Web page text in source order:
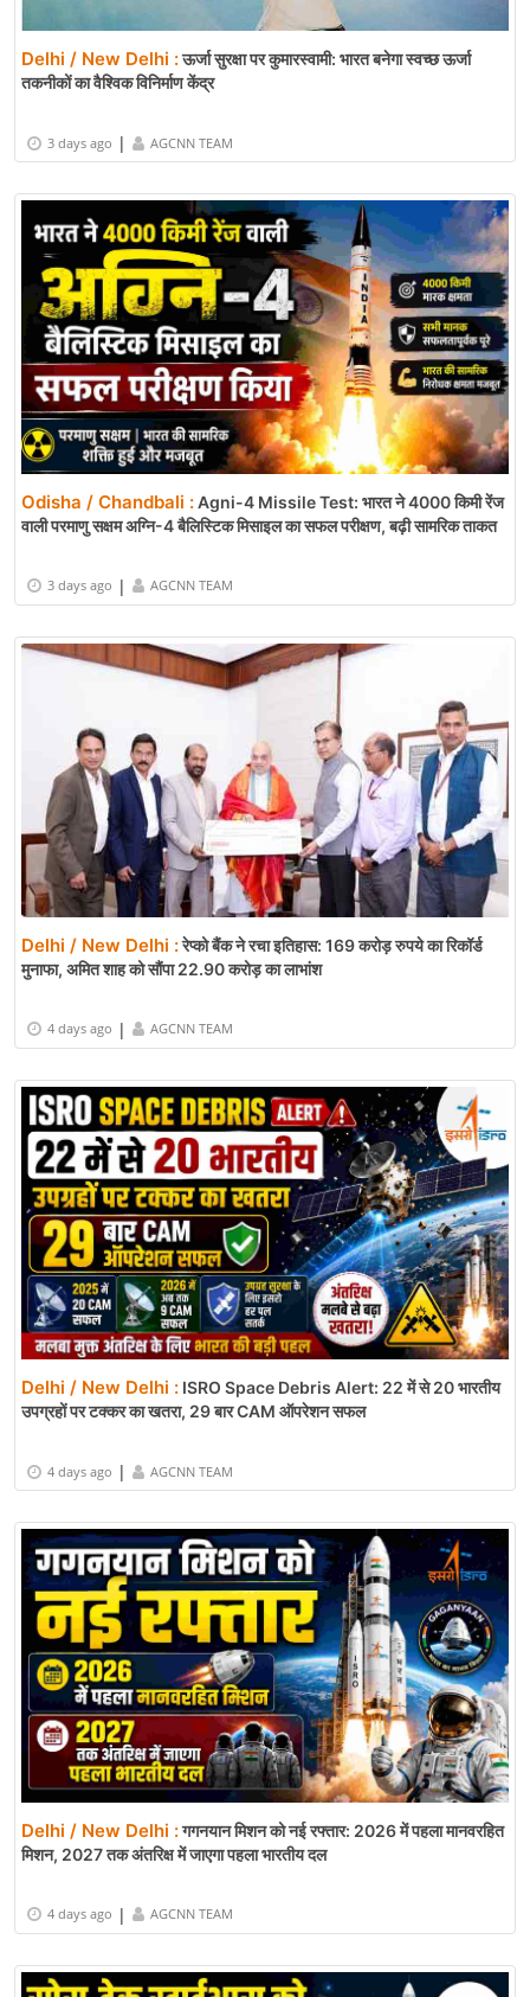
Delhi / New Delhi :ऊर्जा सुरक्षा पर कुमारस्वामी: भारत बनेगा स्वच्छ ऊर्जा
तकनीकों का वैश्विक विनिर्माण केंद्र
3 days ago | AGCNN TEAM
Odisha / Chandbali :Agni-4 Missile Test: भारत ने 4000 किमी रेंज
वाली परमाणु सक्षम अग्नि-4 बैलिस्टिक मिसाइल का सफल परीक्षण, बढ़ी सामरिक ताकत
3 days ago | AGCNN TEAM
Delhi / New Delhi :रेप्को बैंक ने रचा इतिहास: 169 करोड़ रुपये का रिकॉर्ड
मुनाफा, अमित शाह को सौंपा 22.90 करोड़ का लाभांश
4 days ago | AGCNN TEAM
Delhi / New Delhi : ISRO Space Debris Alert: 22 में से 20 भारतीय
उपग्रहों पर टक्कर का खतरा, 29 बार CAM ऑपरेशन सफल
4 days ago | AGCNN TEAM
Delhi / New Delhi :गगनयान मिशन को नई रफ्तार: 2026 में पहला मानवरहित
मिशन, 2027 तक अंतरिक्ष में जाएगा पहला भारतीय दल
4 days ago | AGCNN TEAM